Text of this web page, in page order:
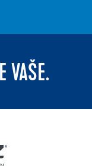
VAŠE.